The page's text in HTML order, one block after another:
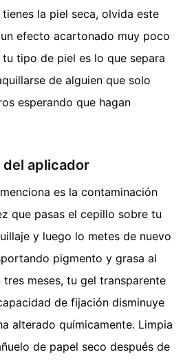
la piel seca, olvida este
efecto acartonado muy poco
tipo de piel es lo que separa
de alguien que solo
esperando que hagan
del aplicador
es la contaminación
que pasas el cepillo sobre tu
y luego lo metes de nuevo
pigmento y grasa al
tres meses, tu gel transparente
de fijación disminuye
alterado químicamente. Limpia
de papel seco después de